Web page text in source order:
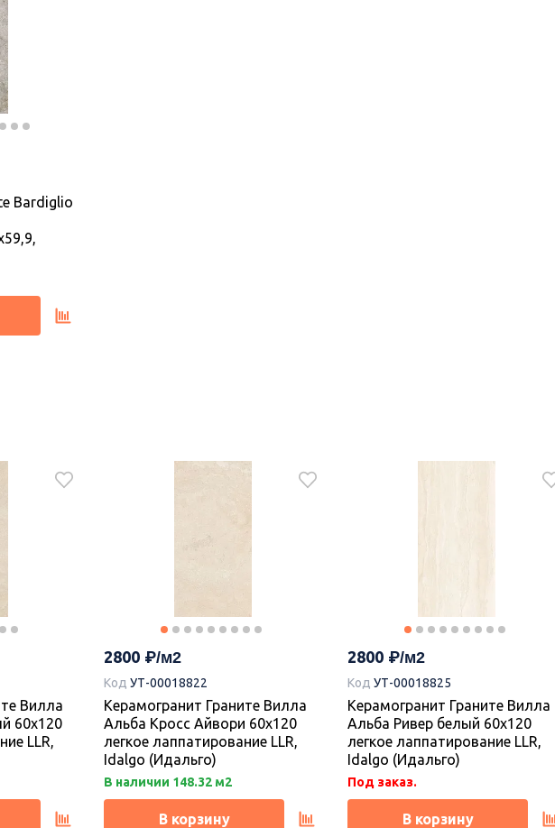
Bardiglio
Дениа
LLR,
Под заказ.
В корзину
Керамогранит Граните Вилла
Альба Кросс белый 60х120
легкое лаппатирование LLR,
В наличии 33.84 м2
В корзину
Вилла
60х120
LLR,
2800
Код УТ-00018822
Керамогранит Граните Вилла
Альба Кросс Айвори 60х120
легкое лаппатирование LLR,
Idalgo (Идальго)
В наличии 148.32 м2
В корзину
2800
Код УТ-00018825
Керамогранит Граните Вилла
Альба Ривер белый 60х120
легкое лаппатирование LLR,
Idalgo (Идальго)
Под заказ.
В корзину